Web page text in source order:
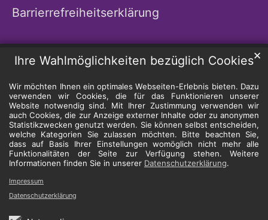
Ihre Wahlmöglichkeiten bezüglich Cookies
Wir möchten Ihnen ein optimales Webseiten-Erlebnis bieten. Dazu
verwenden wir Cookies, die für das Funktionieren unserer
Website notwendig sind. Mit Ihrer Zustimmung verwenden wir
auch Cookies, die zur Anzeige externer Inhalte oder zu anonymen
Statistikzwecken genutzt werden. Sie können selbst entscheiden,
welche Kategorien Sie zulassen möchten. Bitte beachten Sie,
dass auf Basis Ihrer Einstellungen womöglich nicht mehr alle
Funktionalitäten der Seite zur Verfügung stehen. Weitere
Informationen finden Sie in unserer Datenschutzerklärung.
✕
Impressum
Datenschutzerklärung
Barrierrefreiheitserklärung